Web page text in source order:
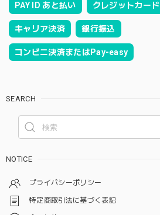
PAY ID あと払い クレジットカード
キャリア決済 銀行振込
コンビニ決済またはPay-easy
SEARCH
NOTICE
プライバシーポリシー
特定商取引法に基づく表記